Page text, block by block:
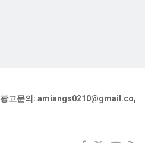
광고문의: amiangs0210@gmail.co,